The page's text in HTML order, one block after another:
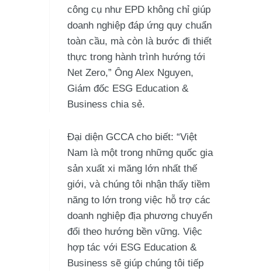
công cụ như EPD không chỉ giúp
doanh nghiệp đáp ứng quy chuẩn
toàn cầu, mà còn là bước đi thiết
thực trong hành trình hướng tới
Net Zero,” Ông Alex Nguyen,
Giám đốc ESG Education &
Business chia sẻ.
Đại diện GCCA cho biết: “Việt
Nam là một trong những quốc gia
sản xuất xi măng lớn nhất thế
giới, và chúng tôi nhận thấy tiềm
năng to lớn trong việc hỗ trợ các
doanh nghiệp địa phương chuyển
đổi theo hướng bền vững. Việc
hợp tác với ESG Education &
Business sẽ giúp chúng tôi tiếp